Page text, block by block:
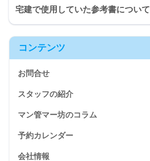
宅建で使用していた参考書について
コンテンツ
お問合せ
スタッフの紹介
マン管マー坊のコラム
予約カレンダー
会社情報